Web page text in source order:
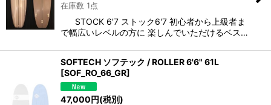
在庫数 1点
STOCK 6'7 ストック6'7 初心者から上級者ま
で幅広いレベルの方に 楽しんでいただけるベス…
SOFTECH ソフテック / ROLLER 6'6" 61L
[SOF_RO_66_GR]
47,000円(税別)